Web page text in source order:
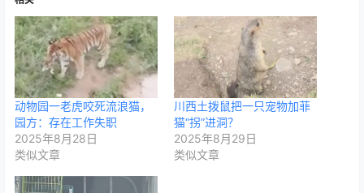
动物园一老虎咬死流浪猫，
园方：存在工作失职
2025年8月28日
类似文章
川西土拨鼠把一只宠物加菲
猫“拐”进洞？
2025年8月29日
类似文章